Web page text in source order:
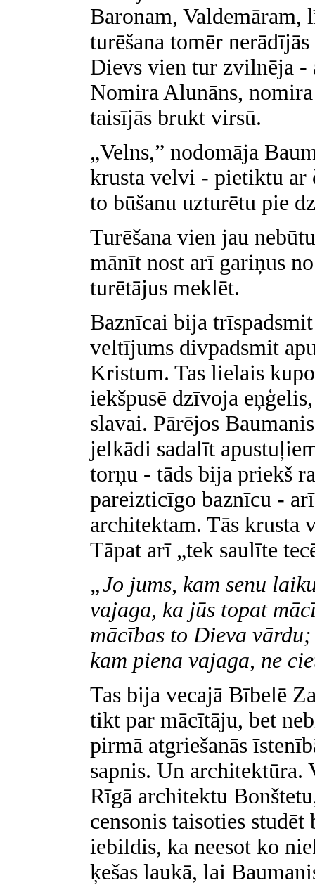
Baronam, Valdemāram,
turēšana tomēr
Dievs vien tur zvilnēja -
Nomira Alunāns,
taisījās brukt virsū.
„Velns,” nodomāja
krusta velvi - pietiktu
to būšanu uzturētu pie
Turēšana vien jau
mānīt nost arī gariņus
turētājus meklēt.
Baznīcai bija
veltījums divpadsmit
Kristum. Tas lielais
iekšpusē dzīvoja
slavai. Pārējos
jelkādi sadalīt
torņu - tāds bija priekš
pareizticīgo baznīcu -
architektam. Tās krusta
Tāpat arī „tek saulīte
„Jo jums, kam senu
vajaga, ka jūs topat
mācības to Dieva
kam piena vajaga, ne
Tas bija vecajā Bībelē
tikt par mācītāju, bet
pirmā atgriešanās
sapnis. Un architektūra.
Rīgā architektu
censonis taisoties
iebildis, ka neesot ko
ķešas laukā, lai